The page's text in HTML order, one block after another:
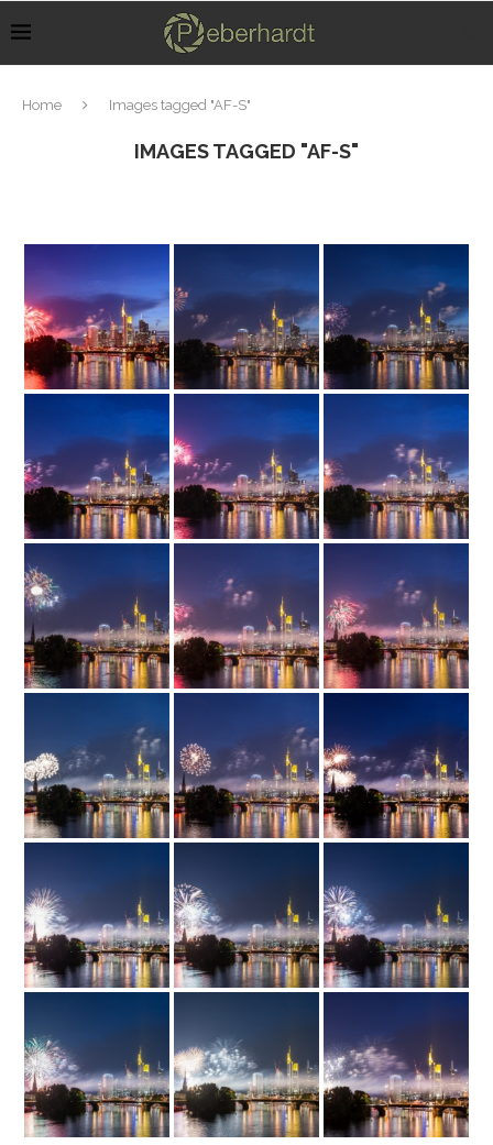
Home Images tagged "AF-S"
IMAGES TAGGED "AF-S"